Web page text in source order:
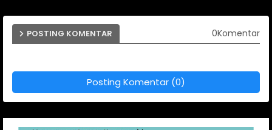
POSTING KOMENTAR 0Komentar
Posting Komentar (0)